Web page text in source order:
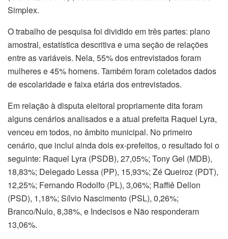
Simplex.
O trabalho de pesquisa foi dividido em três partes: plano
amostral, estatística descritiva e uma seção de relações
entre as variáveis. Nela, 55% dos entrevistados foram
mulheres e 45% homens. Também foram coletados dados
de escolaridade e faixa etária dos entrevistados.
Em relação à disputa eleitoral propriamente dita foram
alguns cenários analisados e a atual prefeita Raquel Lyra,
venceu em todos, no âmbito municipal. No primeiro
cenário, que inclui ainda dois ex-prefeitos, o resultado foi o
seguinte: Raquel Lyra (PSDB), 27,05%; Tony Gel (MDB),
18,83%; Delegado Lessa (PP), 15,93%; Zé Queiroz (PDT),
12,25%; Fernando Rodolfo (PL), 3,06%; Raffiê Dellon
(PSD), 1,18%; Sílvio Nascimento (PSL), 0,26%;
Branco/Nulo, 8,38%, e Indecisos e Não responderam
13,06%.